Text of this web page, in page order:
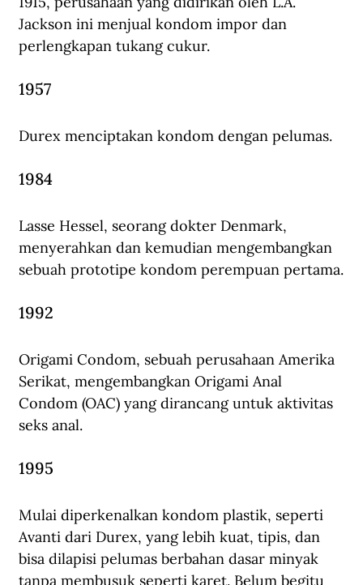
Jackson ini menjual kondom impor dan
perlengkapan tukang cukur.
1957
Durex menciptakan kondom dengan pelumas.
1984
Lasse Hessel, seorang dokter Denmark,
menyerahkan dan kemudian mengembangkan
sebuah prototipe kondom perempuan pertama.
1992
Origami Condom, sebuah perusahaan Amerika
Serikat, mengembangkan Origami Anal
Condom (OAC) yang dirancang untuk aktivitas
seks anal.
1995
Mulai diperkenalkan kondom plastik, seperti
Avanti dari Durex, yang lebih kuat, tipis, dan
bisa dilapisi pelumas berbahan dasar minyak
tanpa membusuk seperti karet. Belum begitu